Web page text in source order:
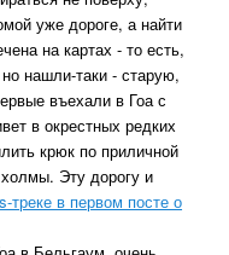
уже дороге, а найти
на картах - то есть,
нашли-таки - старую,
въехали в Гоа с
в окрестных редких
крюк по приличной
Эту дорогу и
треке в первом посте о